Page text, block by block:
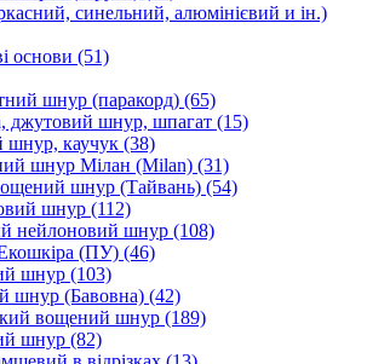
синельний, алюмінієвий и ін.)
основи (51)
шнур (паракорд) (65)
джутовий шнур, шпагат (15)
шнур, каучук (38)
шнур Мілан (Milan) (31)
шнур (Тайвань) (54)
шнур (112)
нейлоновий шнур (108)
(ПУ) (46)
шнур (103)
шнур (Бавовна) (42)
вощений шнур (189)
шнур (82)